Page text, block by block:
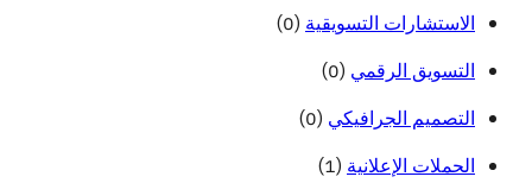
الاستشارات التسويقية (0)
التسويق الرقمي (0)
التصميم الجرافيكي (0)
الحملات الإعلانية (1)